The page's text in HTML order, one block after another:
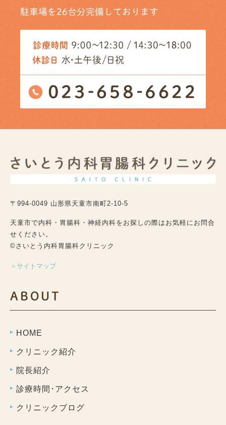
駐車場を26台分完備しております
〒994-0049 山形県天童市南町2-10-5
天童市で内科・胃腸科・神経内科をお探しの際はお気軽にお問合
せください。
©さいとう内科胃腸科クリニック
＞サイトマップ
ABOUT
HOME
クリニック紹介
院長紹介
診療時間･アクセス
クリニックブログ